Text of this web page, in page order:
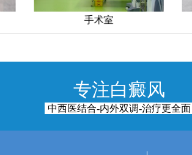
手术室
专注白癜风
中西医结合-内外双调-治疗更全面